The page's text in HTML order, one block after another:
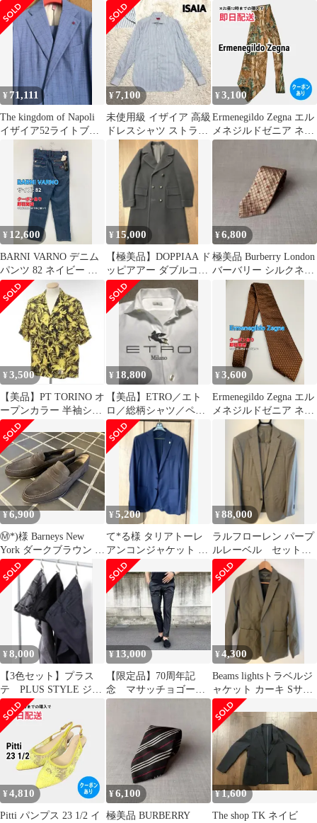
ン サングラス ライプ シルク ビジネス
ストライプ柄 ミドル丈
長袖 レギュラーカラー
レディース
¥ 71,111
The kingdom of Napoli
イザイア52ライトブル
ー ストライプ
¥7,100
未使用級 イザイア 高級
ドレスシャツ ストライ
プ ブルー 38 イタリア
ナポリ製
¥3,100
Ermenegildo Zegna エル
メネジルドゼニア ネク
タイ ベージュ その他総
¥ 12,600
BARNI VARNO デニム
パンツ 82 ネイビー フ
ルレングス 無地 スタン
ダード ストレート レギ
ュラー リジッド・ワン
ウォッシュ メンズ
¥ 15,000
【極美品】DOPPIAA ド
ッピアアー ダブルコー
ト 46 ネイビー
¥6,800
極美品 Burberry London
バーバリー シルクネク
タイ
¥ 3,500
【美品】PT TORINO オ
ープンカラー 半袖シャ
ツ 38
¥ 18,800
【美品】ETRO／エト
ロ／総柄シャツ／ペイ
ズリージャガード織り
／Italy製39
¥3,600
Ermenegildo Zegna エル
メネジルドゼニア ネク
タイ ブラウン その他総
柄 メンズ
¥6,900
Ⓜ*)様 Barneys New
York ダークブラウン ス
エード ローファー
¥5,200
て*る様 タリアトーレ
アンコンジャケット ネ
イビー ラペルピン 44
イタリア
¥88,000
ラルフローレン パープ
ルレーベル セットア
ップスーツ
¥8,000
【3色セット】プラス
テ PLUS STYLE ジー
ンズ
¥13,000
【限定品】70周年記
念 マサッチョゴール
ドシンセティックレザ
¥4,300
Beams lightsトラベルジ
ャケット カーキ Sサイ
ズ
¥4,810
Pitti パンプス 23 1/2 イ
¥6,100
極美品 BURBERRY
¥1,600
The shop TK ネイビ